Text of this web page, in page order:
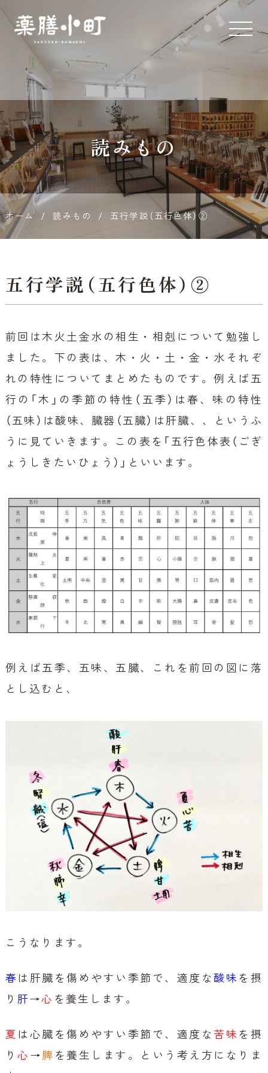
薬膳とス
パイス専
門店 薬膳
小町
読みもの
ホーム / 読みもの / 五行学説（五行色体）②
五行学説（五行色体）②
前回は木火土金水の相生・相剋について勉強し
ました。下の表は、木・火・土・金・水それぞ
れの特性についてまとめたものです。例えば五
行の「木」の季節の特性（五季）は春、味の特性
（五味）は酸味、臓器（五臓）は肝臓、、というふ
うに見ていきます。この表を「五行色体表（ごぎ
ょうしきたいひょう）」といいます。
例えば五季、五味、五臓、これを前回の図に落
とし込むと、
こうなります。
春は肝臓を傷めやすい季節で、適度な酸味 を摂
り 肝→心 を養生します。
夏 は心臓を傷めやすい季節で、適度な 苦味 を摂
り心 →脾 を養生します。という考え方になりま